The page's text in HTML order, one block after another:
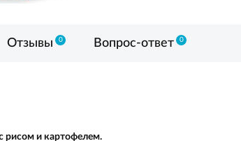
Отзывы 0 Вопрос-ответ 0
рисом и картофелем.